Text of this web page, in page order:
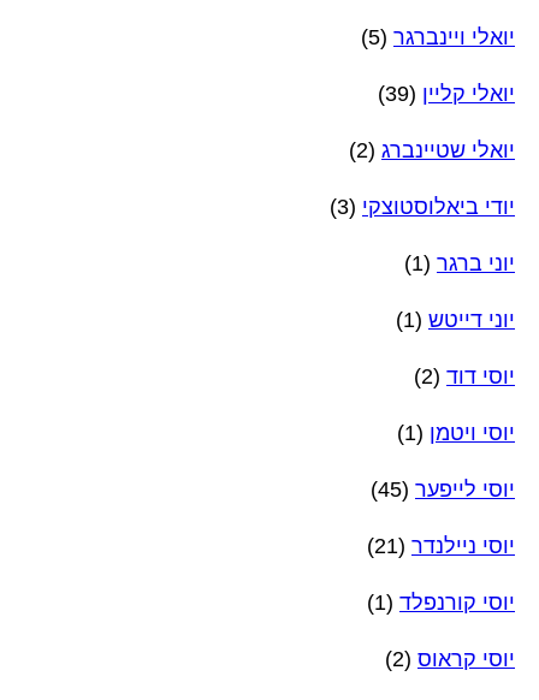
יואלי ויינברגר (5)
יואלי קליין (39)
יואלי שטיינברג (2)
יודי ביאלוסטוצקי (3)
יוני ברגר (1)
יוני דייטש (1)
יוסי דוד (2)
יוסי ויטמן (1)
יוסי לייפער (45)
יוסי ניילנדר (21)
יוסי קורנפלד (1)
יוסי קראוס (2)